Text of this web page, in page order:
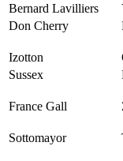
Bernard Lavilliers
Don Cherry
Izotton
Sussex
France Gall
Sottomayor